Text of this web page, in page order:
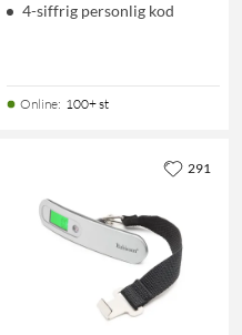
4-siffrig personlig kod
Online: 100+ st
291